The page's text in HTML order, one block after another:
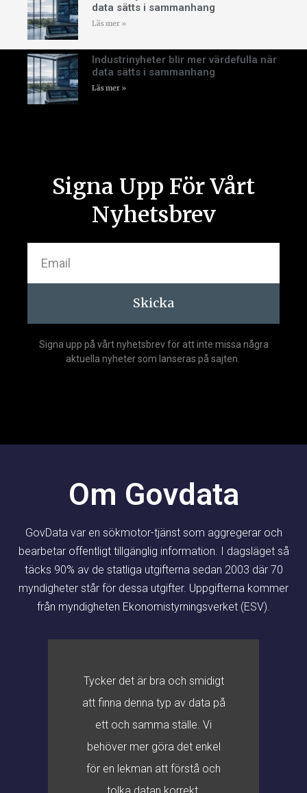
data sätts i sammanhang
Läs mer »
Industrinyheter blir mer värdefulla när
data sätts i sammanhang
Läs mer »
Signa Upp För Vårt
Nyhetsbrev
Skicka
Signa upp på vårt nyhetsbrev för att inte missa några
aktuella nyheter som lanseras på sajten.
Om Govdata
GovData var en sökmotor-tjänst som aggregerar och
bearbetar offentligt tillgänglig information. I dagsläget så
täcks 90% av de statliga utgifterna sedan 2003 där 70
myndigheter står för dessa utgifter. Uppgifterna kommer
från myndigheten Ekonomistyrningsverket (ESV).
Tycker det är bra och smidigt
att finna denna typ av data på
ett och samma ställe. Vi
behöver mer göra det enkel
för en lekman att förstå och